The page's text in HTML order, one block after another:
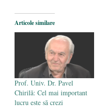
Legea Vexler
poetului
- 16 aprilie 2026
Articole similare
Prof. Univ. Dr. Pavel
Chirilă: Cel mai important
lucru este să crezi